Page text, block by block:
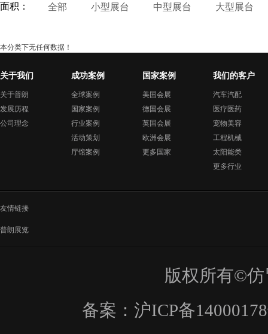
面积： 全部 小型展台 中型展台 大型展台
本分类下无任何数据！
关于我们
关于普朗
发展历程
公司理念
成功案例
全球案例
国家案例
行业案例
活动策划
厅馆案例
国家案例
美国会展
德国会展
英国会展
欧洲会展
更多国家
我们的客户
汽车汽配
医疗医药
宠物美容
工程机械
太阳能类
更多行业
友情链接
普朗展览
版权所有©
备案： 沪ICP备